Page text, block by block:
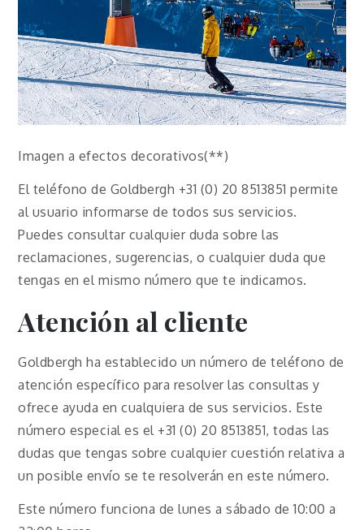
Imagen a efectos decorativos(**)
El teléfono de Goldbergh +31 (0) 20 8513851 permite
al usuario informarse de todos sus servicios.
Puedes consultar cualquier duda sobre las
reclamaciones, sugerencias, o cualquier duda que
tengas en el mismo número que te indicamos.
Atención al cliente
Goldbergh ha establecido un número de teléfono de
atención específico para resolver las consultas y
ofrece ayuda en cualquiera de sus servicios. Este
número especial es el +31 (0) 20 8513851, todas las
dudas que tengas sobre cualquier cuestión relativa a
un posible envío se te resolverán en este número.
Este número funciona de lunes a sábado de 10:00 a